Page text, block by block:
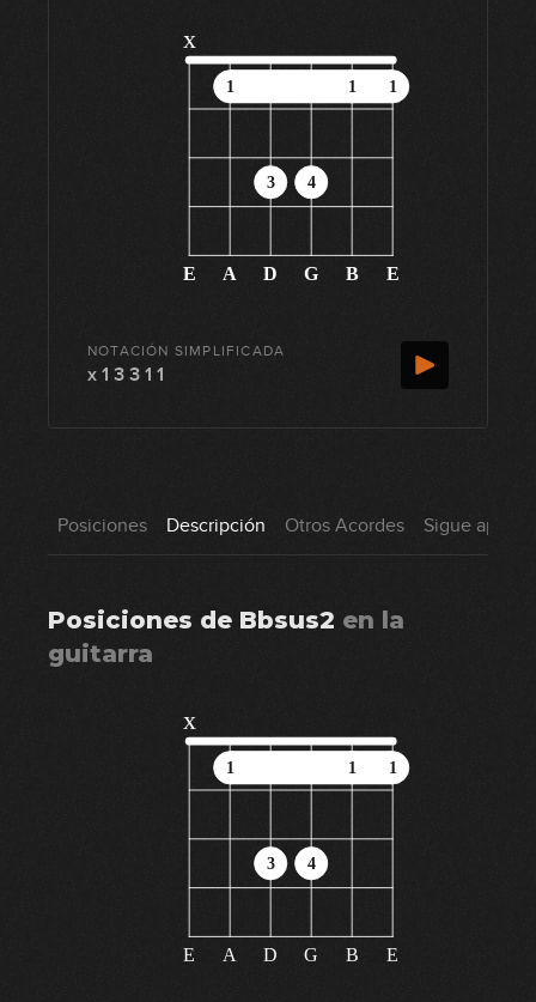
E A D G B E
1 1 1
x
3 4
NOTACIÓN SIMPLIFICADA
x 1 3 3 1 1
Posiciones Descripción Otros Acordes Sigue
Posiciones de Bbsus2 en la
guitarra
E A D G B E
1 1 1
x
3 4